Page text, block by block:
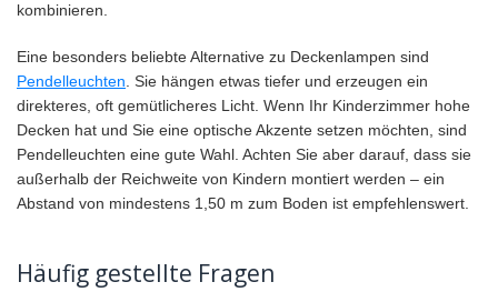
kombinieren.
Eine besonders beliebte Alternative zu Deckenlampen sind
Pendelleuchten. Sie hängen etwas tiefer und erzeugen ein
direkteres, oft gemütlicheres Licht. Wenn Ihr Kinderzimmer hohe
Decken hat und Sie eine optische Akzente setzen möchten, sind
Pendelleuchten eine gute Wahl. Achten Sie aber darauf, dass sie
außerhalb der Reichweite von Kindern montiert werden – ein
Abstand von mindestens 1,50 m zum Boden ist empfehlenswert.
Häufig gestellte Fragen